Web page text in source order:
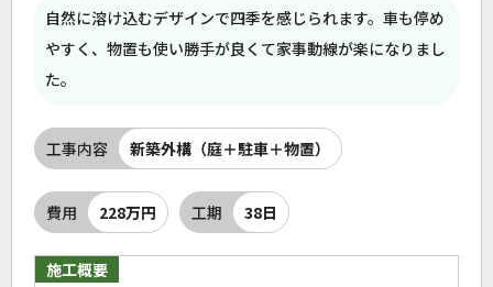
自然に溶け込むデザインで四季を感じられます。車も停め
やすく、物置も使い勝手が良くて家事動線が楽になりまし
た。
工事内容 新築外構（庭＋駐車＋物置）
費用 228万円 工期 38日
施工概要